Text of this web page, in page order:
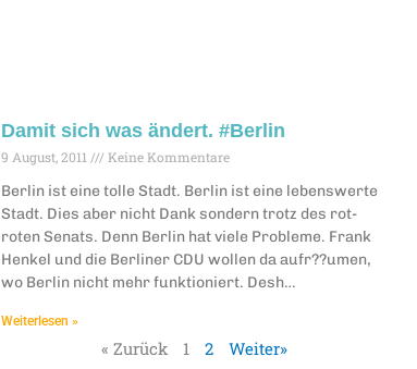
Damit sich was ändert. #Berlin
9 August, 2011 Keine Kommentare
Berlin ist eine tolle Stadt. Berlin ist eine lebenswerte
Stadt. Dies aber nicht Dank sondern trotz des rot-
roten Senats. Denn Berlin hat viele Probleme. Frank
Henkel und die Berliner CDU wollen da aufr??umen,
wo Berlin nicht mehr funktioniert. Desh…
Weiterlesen »
« Zurück 1 2 Weiter»